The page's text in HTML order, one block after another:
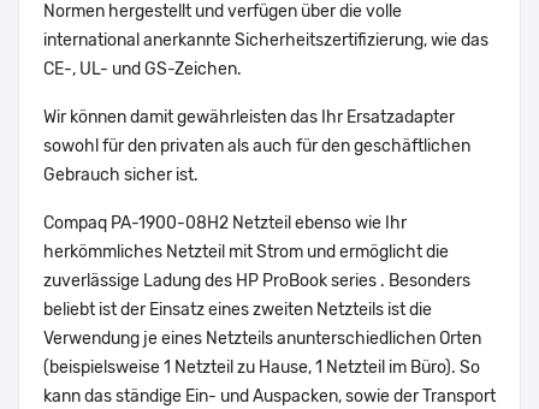
Normen hergestellt und verfügen über die volle
international anerkannte Sicherheitszertifizierung, wie das
CE-, UL- und GS-Zeichen.
Wir können damit gewährleisten das Ihr Ersatzadapter
sowohl für den privaten als auch für den geschäftlichen
Gebrauch sicher ist.
Compaq PA-1900-08H2 Netzteil ebenso wie Ihr
herkömmliches Netzteil mit Strom und ermöglicht die
zuverlässige Ladung des HP ProBook series . Besonders
beliebt ist der Einsatz eines zweiten Netzteils ist die
Verwendung je eines Netzteils anunterschiedlichen Orten
(beispielsweise 1 Netzteil zu Hause, 1 Netzteil im Büro). So
kann das ständige Ein- und Auspacken, sowie der Transport